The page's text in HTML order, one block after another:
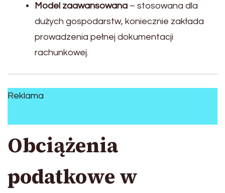
Model zaawansowana – stosowana dla
dużych gospodarstw, koniecznie zakłada
prowadzenia pełnej dokumentacji
rachunkowej.
Reklama
Obciążenia
podatkowe w